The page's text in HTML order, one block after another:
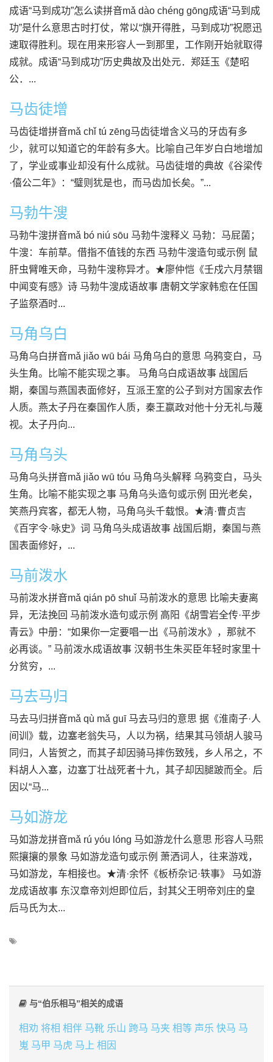
成语“马到成功”怎么读拼音mǎ dào chéng gōng成语“马到成
功”是什么意思古时打仗，常以“旗开得胜，马到成功”祝愿迅
速取得胜利。现在用来形容人一到那里，工作刚开始就取得
成就。成语“马到成功”历史典故及出处元．郑廷玉《楚昭
公．...
马齿徒增
马齿徒增拼音mǎ chǐ tú zēng马齿徒增含义马的牙齿有多
少，就可以知道它的年龄有多大。比喻自己年岁白白地增加
了，学业或事业却没有什么成就。马齿徒增的典故《谷梁传
·僖公二年》：“璧则犹是也，而马齿加长矣。”...
马勃牛溲
马勃牛溲拼音mǎ bó niú sōu 马勃牛溲释义 马勃：马屁菌；
牛溲：车前草。借指不值钱的东西 马勃牛溲造句或示例 鼠
肝虫臂唯天命，马勃牛溲称异才。★廖仲恺《壬戍六月禁锢
中闻变有感》诗 马勃牛溲成语故事 唐朝文学家韩愈在任国
子监祭酒时...
马角乌白
马角乌白拼音mǎ jiǎo wū bái 马角乌白的意思 乌鸦变白，马
头生角。比喻不能实现之事。 马角乌白成语故事 战国后
期，秦国与燕国表面修好，互派王室的公子到对方国家去作
人质。燕太子丹在秦国作人质，秦王嬴政对他十分无礼与蔑
视。太子丹向...
马角乌头
马角乌头拼音mǎ jiǎo wū tóu 马角乌头解释 乌鸦变白，马头
生角。比喻不能实现之事 马角乌头造句或示例 田光老矣，
笑燕丹宾客，都无人物，马角乌头千载恨。★清·曹贞吉
《百字令·咏史》词 马角乌头成语故事 战国后期，秦国与燕
国表面修好，...
马前泼水
马前泼水拼音mǎ qián pō shuǐ 马前泼水的意思 比喻夫妻离
异，无法挽回 马前泼水造句或示例 高阳《胡雪岩全传·平步
青云》中册：“如果你一定要唱一出《马前泼水》，那就不
必再谈。” 马前泼水成语故事 汉朝书生朱买臣年轻时家里十
分贫穷，...
马去马归
马去马归拼音mǎ qù mǎ guī 马去马归的意思 据《淮南子·人
间训》载，边塞老翁失马，人以为祸，结果其马领胡人骏马
同归，人皆贺之，而其子却因骑马摔伤致残，乡人吊之，不
料胡人入塞，边塞丁壮战死者十九，其子却因腿跛而全。后
因以“马...
马如游龙
马如游龙拼音mǎ rú yóu lóng 马如游龙什么意思 形容人马熙
熙攘攘的景象 马如游龙造句或示例 萧洒词人，往来游戏，
马如游龙，车相接也。★清·余怀《板桥杂记·轶事》 马如游
龙成语故事 东汉章帝刘炟即位后，封其父王明帝刘庄的皇
后马氏为太...
与“伯乐相马”相关的成语
相劝 将相 相伴 马靴 乐山 跨马 马夹 相等 声乐 快马 马
嵬 马甲 马虎 马上 相因